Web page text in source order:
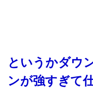
というかダウ
ンが強すぎて